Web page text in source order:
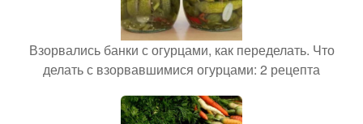
Взорвались банки с огурцами, как переделать. Что
делать с взорвавшимися огурцами: 2 рецепта